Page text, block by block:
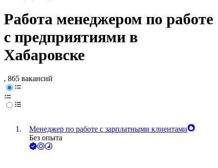
Работа менеджером по работе
с предприятиями в
Хабаровске
, 865 вакансий
Менеджер по работе с зарплатными клиентами
Без опыта